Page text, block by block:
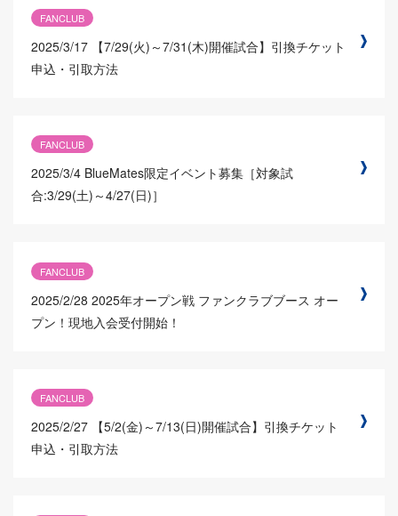
FANCLUB
2025/3/17 【7/29(火)～7/31(木)開催試合】引換チケット
申込・引取方法
FANCLUB
2025/3/4 BlueMates限定イベント募集［対象試
合:3/29(土)～4/27(日)］
FANCLUB
2025/2/28 2025年オープン戦 ファンクラブブース オー
プン！現地入会受付開始！
FANCLUB
2025/2/27 【5/2(金)～7/13(日)開催試合】引換チケット
申込・引取方法